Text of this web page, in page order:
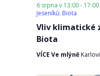
Vliv klimatické
Biota
6 srpna v 13:00- 17:00
Jeseníků: Biota
VÍCE Ve mlýně